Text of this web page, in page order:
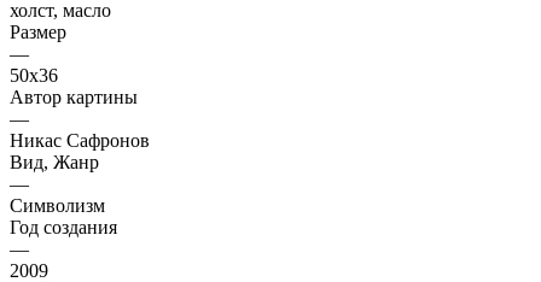
холст, масло
Размер
—
50х36
Автор картины
—
Никас Сафронов
Вид, Жанр
—
Символизм
Год создания
—
2009